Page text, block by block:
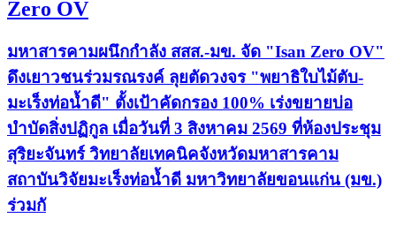
Zero OV
มหาสารคามผนึกกำลัง สสส.-มข. จัด "Isan Zero OV"
ดึงเยาวชนร่วมรณรงค์ ลุยตัดวงจร "พยาธิใบไม้ตับ-
มะเร็งท่อน้ำดี" ตั้งเป้าคัดกรอง 100% เร่งขยายบ่อ
บำบัดสิ่งปฏิกูล เมื่อวันที่ 3 สิงหาคม 2569 ที่ห้องประชุม
สุริยะจันทร์ วิทยาลัยเทคนิคจังหวัดมหาสารคาม
สถาบันวิจัยมะเร็งท่อน้ำดี มหาวิทยาลัยขอนแก่น (มข.)
ร่วมกั